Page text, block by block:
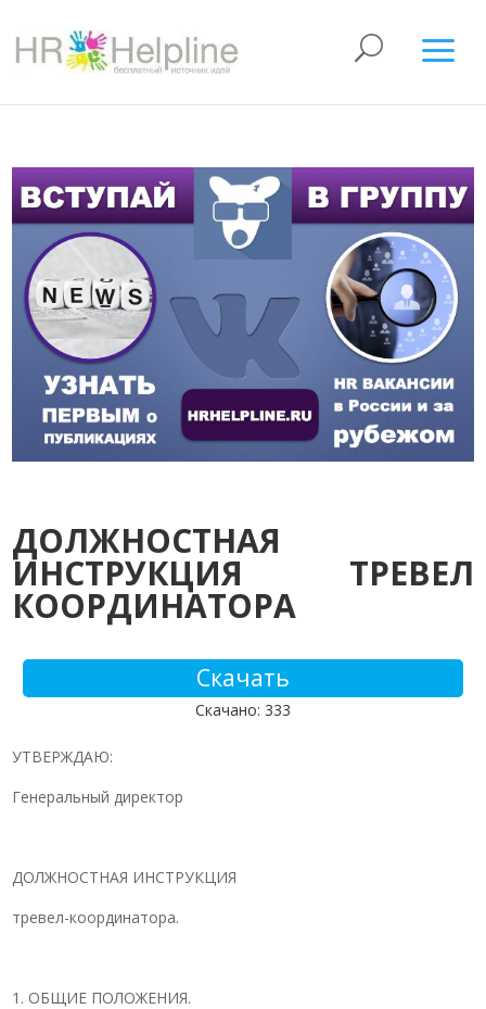
ДОЛЖНОСТНАЯ
ИНСТРУКЦИЯ ТРЕВЕЛ
КООРДИНАТОРА
Скачать
Скачано: 333
УТВЕРЖДАЮ:
Генеральный директор
ДОЛЖНОСТНАЯ ИНСТРУКЦИЯ
тревел-координатора.
1. ОБЩИЕ ПОЛОЖЕНИЯ.